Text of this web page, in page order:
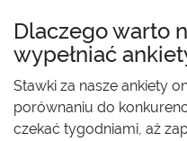
Dlaczego warto
wypełniać
Stawki za nasze ankiety
porównaniu do
czekać tygodniami, aż